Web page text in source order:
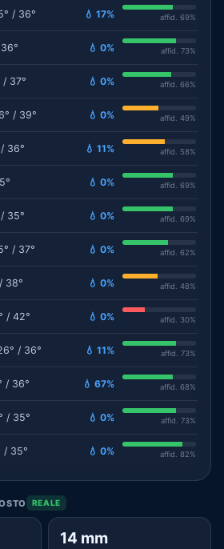
/ 36° 💧 17% affid. 69%
💧 0% affid. 73%
/ 37° 💧 0% affid. 66%
/ 39° 💧 0% affid. 49%
36° 💧 11% affid. 58%
💧 0% affid. 69%
35° 💧 0% affid. 69%
/ 37° 💧 0% affid. 62%
38° 💧 0% affid. 48%
/ 42° 💧 0% affid. 30%
/ 36° 💧 11% affid. 73%
/ 36° 💧 67% affid. 68%
/ 35° 💧 0% affid. 73%
/ 35° 💧 0% affid. 82%
REALE
14 mm